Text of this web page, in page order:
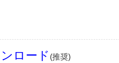
ロード (推奨)